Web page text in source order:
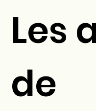
Les
de